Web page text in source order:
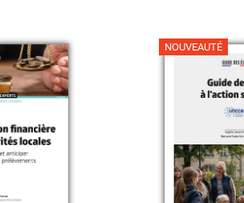
NOUVEAUTÉ